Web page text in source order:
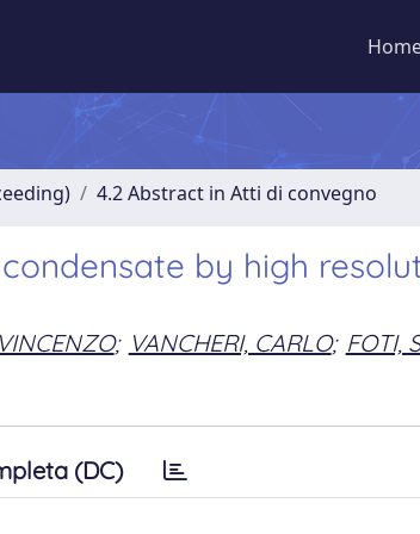
4.2 Abstract in Atti di convegno
by high
; VANCHERI, CARLO; FOTI,
(DC)